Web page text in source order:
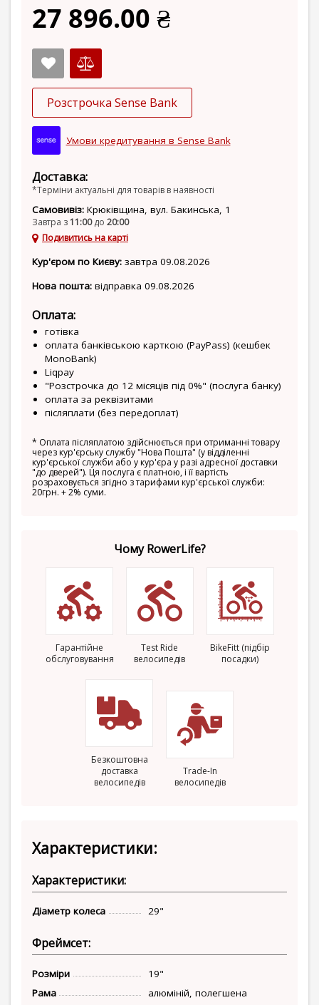
27 896.00 ₴
Розстрочка Sense Bank
Умови кредитування в Sense Bank
Доставка:
*Терміни актуальні для товарів в наявності
Самовивіз: Крюківщина, вул. Бакинська, 1
Завтра з11:00до 20:00
Подивитись на карті
Кур'єром по Києву: завтра 09.08.2026
Нова пошта: відправка 09.08.2026
Оплата:
готівка
оплата банківською карткою (PayPass) (кешбек
MonoBank)
Liqpay
"Розстрочка до 12 місяців під 0%" (послуга банку)
оплата за реквізитами
післяплати (без передоплат)
* Оплата післяплатою здійснюється при отриманні товару
через кур'єрську службу "Нова Пошта" (у відділенні
кур'єрської служби або у кур'єра у разі адресної доставки
"до дверей"). Ця послуга є платною, і її вартість
розраховується згідно з тарифами кур'єрської служби:
20грн. + 2% суми.
Чому RowerLife?
Гарантійне
обслуговування
Test Ride
велосипедів
BikeFitt (підбір
посадки)
Безкоштовна
доставка
велосипедів
Trade-In
велосипедів
Характеристики:
Характеристики:
Діаметр колеса 29"
Фреймсет:
Розміри
19"
Рама
алюміній, полегшена